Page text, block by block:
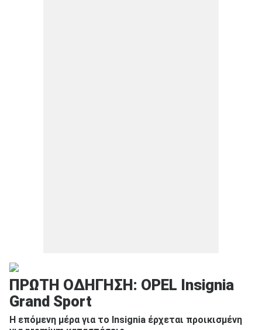
ΠΡΩΤΗ ΟΔΗΓΗΣΗ: OPEL Insignia
Grand Sport
Η επόμενη μέρα για το Insignia έρχεται προικισμένη